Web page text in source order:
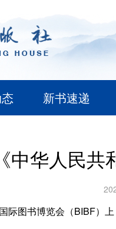
新书速递
《中华人民
际图书博览会（BIBF）